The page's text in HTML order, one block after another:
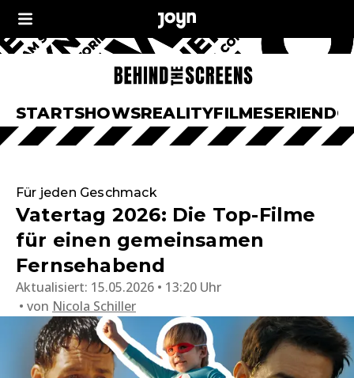
STARTSHOWSREALITYFILMESERIEN
Für jeden Geschmack
Vatertag 2026: Die Top-Filme
für einen gemeinsamen
Fernsehabend
Aktualisiert: 15.05.2026 • 13:20 Uhr
von Nicola Schiller